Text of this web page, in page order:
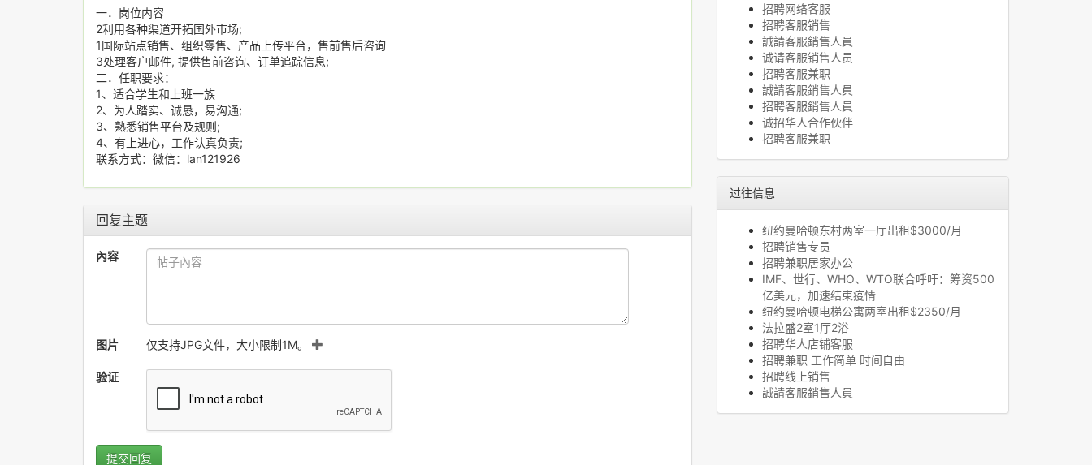
一．岗位内容
2利用各种渠道开拓国外市场;
1国际站点销售、组织零售、产品上传平台，售前售后咨询
3处理客户邮件, 提供售前咨询、订单追踪信息;
二．任职要求：
1、适合学生和上班一族
2、为人踏实、诚恳，易沟通;
3、熟悉销售平台及规则;
4、有上进心，工作认真负责;
联系方式：微信：lan121926
回复主题
內容
图片 仅支持JPG文件，大小限制1M。
验证
提交回复
招聘网络客服
招聘客服销售
誠請客服銷售人員
诚请客服销售人员
招聘客服兼职
誠請客服銷售人員
招聘客服銷售人員
诚招华人合作伙伴
招聘客服兼职
过往信息
纽约曼哈顿东村两室一厅出租$3000/月
招聘销售专员
招聘兼职居家办公
IMF、世行、WHO、WTO联合呼吁：筹资500
亿美元，加速结束疫情
纽约曼哈顿电梯公寓两室出租$2350/月
法拉盛2室1厅2浴
招聘华人店铺客服
招聘兼职 工作简单 时间自由
招聘线上销售
誠請客服銷售人員